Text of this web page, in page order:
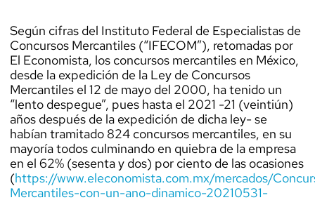
Según cifras del Instituto Federal de Especialistas de
Concursos Mercantiles (“IFECOM”), retomadas por
El Economista, los concursos mercantiles en México,
desde la expedición de la Ley de Concursos
Mercantiles el 12 de mayo del 2000, ha tenido un
“lento despegue”, pues hasta el 2021 -21 (veintiún)
años después de la expedición de dicha ley- se
habían tramitado 824 concursos mercantiles, en su
mayoría todos culminando en quiebra de la empresa
en el 62% (sesenta y dos) por ciento de las ocasiones
(https://www.eleconomista.com.mx/mercados/
Mercantiles-con-un-ano-dinamico-20210531-